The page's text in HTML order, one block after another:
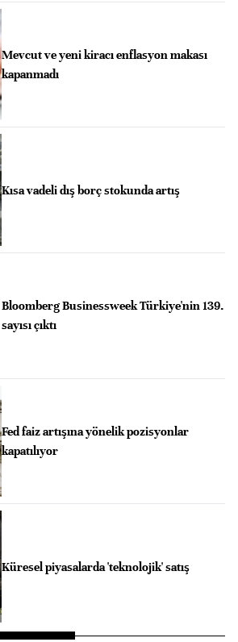
Mevcut ve yeni kiracı enflasyon makası
kapanmadı
Kısa vadeli dış borç stokunda artış
Bloomberg Businessweek Türkiye'nin 139.
sayısı çıktı
Fed faiz artışına yönelik pozisyonlar
kapatılıyor
Küresel piyasalarda 'teknolojik' satış